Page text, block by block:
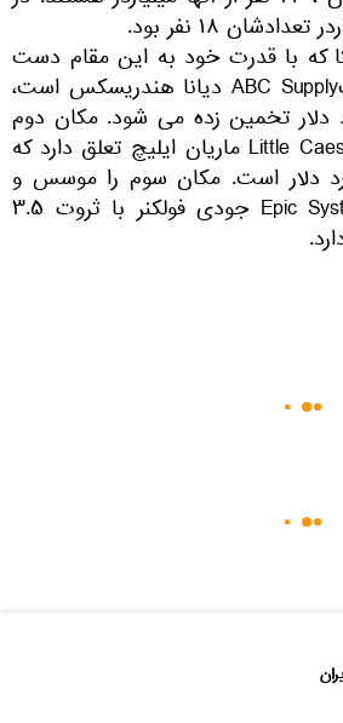
۱۸ نفر بود.
که با قدرت خود به این مقام دست
یافته ، موسس شرکتABC Supply دیانا هندریسکس است،
۴.۹ میلیارد دلار تخمین زده می شود. مکان دوم
به موسس Little Caesars Pizza ماریان ایلیچ تعلق دارد که
اش ۴.۳ میلیارد دلار است. مکان سوم را موسس و
مدیر کل شرکت Epic Systems جودی فولکنر با ثروت ۳.۵